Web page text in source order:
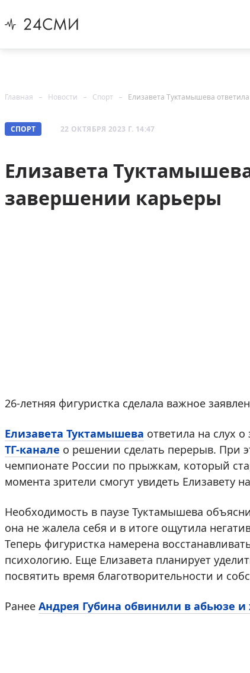
Главная Новости Спорт Елизавета Туктамышева
СПОРТ 22 ОКТЯБРЯ 2023 Г. 14:47
Елизавета
завершении карьеры
26-летняя фигуристка сделала важное
Елизавета Туктамышева ответила на слух
ТГ-канале о решении сделать перерыв. При
чемпионате России по прыжкам, который
момента зрители смогут увидеть Елизавету
Необходимость в паузе Туктамышева
она не жалела себя и в итоге ощутила
Теперь фигуристка намерена
психологию. Еще Елизавета планирует
посвятить время благотворительности и
Ранее Андрея Губина обвинили в абьюзе и